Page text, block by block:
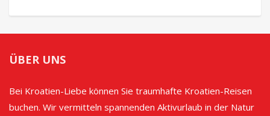
ÜBER UNS
Bei Kroatien-Liebe können Sie traumhafte Kroatien-Reisen
buchen. Wir vermitteln spannenden Aktivurlaub in der Natur